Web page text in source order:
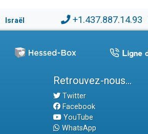
Israël +1.437.887.14.93
Retrouvez-nous...
Twitter
Facebook
YouTube
WhatsApp